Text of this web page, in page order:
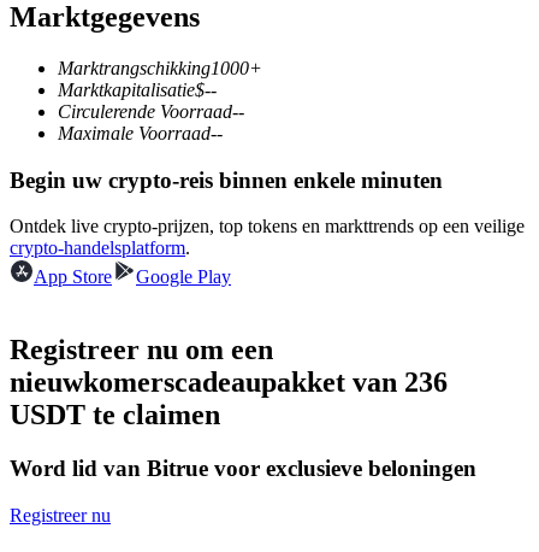
Derivaten voor aandelen, forex, edelmetalen en grondstoffen
USDC-futures
Marktgegevens
Marktrangschikking1000+
Marktkapitalisatie$--
Circulerende Voorraad--
Maximale Voorraad--
Begin uw crypto-reis binnen enkele minuten
Ontdek live crypto-prijzen, top tokens en markttrends op een veilige
crypto-handelsplatform.
App Store
Google Play
Registreer nu om een
nieuwkomerscadeaupakket van 236
USDT te claimen
Word lid van Bitrue voor exclusieve beloningen
Registreer nu